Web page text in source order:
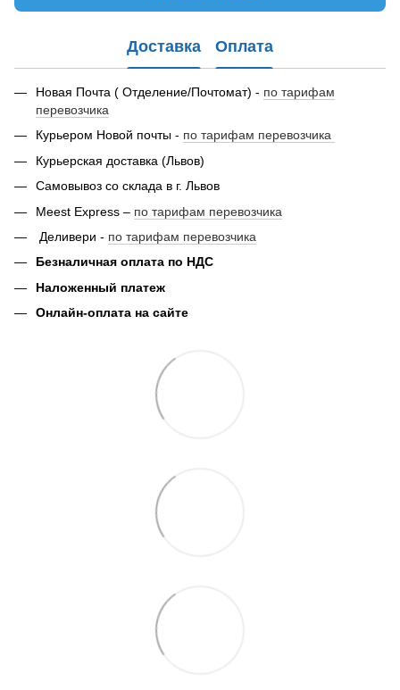
Доставка Оплата
Новая Почта ( Отделение/Почтомат) - по тарифам
перевозчика
Курьером Новой почты - по тарифам перевозчика
Курьерская доставка (Львов)
Самовывоз со склада в г. Львов
Meest Express – по тарифам перевозчика
Деливери - по тарифам перевозчика
Безналичная оплата по НДС
Наложенный платеж
Онлайн-оплата на сайте